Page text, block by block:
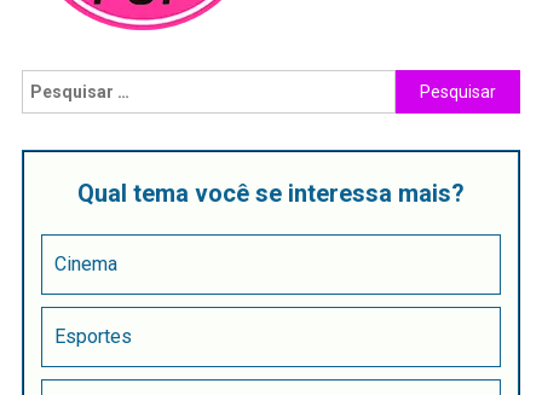
Qual tema você se interessa mais?
Cinema
Esportes